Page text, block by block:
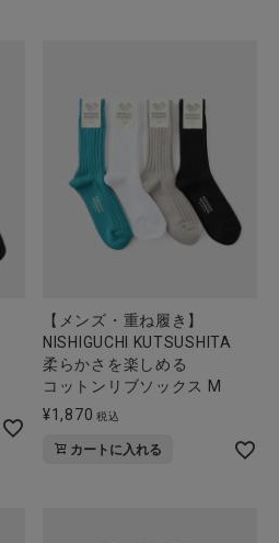
【メンズ・重ね履き】
NISHIGUCHI KUTSUSHITA
柔らかさを楽しめる
コットンリブソックス M
¥1,870 税込
カートに入れる